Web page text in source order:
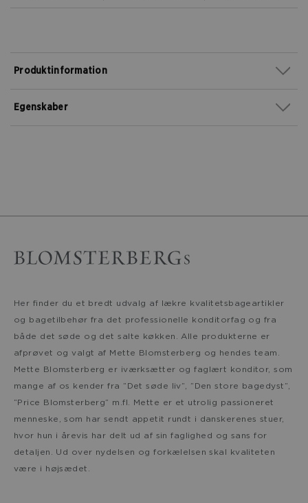
Egenskaber
Produktinformation
Her finder du et bredt udvalg af lækre kvalitetsbageartikler
og bagetilbehør fra det professionelle konditorfag og fra
både det søde og det salte køkken. Alle produkterne er
afprøvet og valgt af Mette Blomsterberg og hendes team.
Mette Blomsterberg er iværksætter og faglært konditor, som
mange af os kender fra ”Det søde liv”, ”Den store bagedyst”,
”Price Blomsterberg” m.fl. Mette er et utrolig passioneret
menneske, som har sendt appetit rundt i danskerenes stuer,
hvor hun i årevis har delt ud af sin faglighed og sans for
detaljen. Ud over nydelsen og forkælelsen skal kvaliteten
være i højsædet.